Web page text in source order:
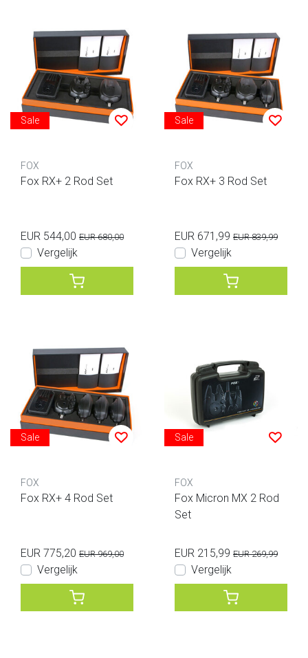
Sale
FOX
Fox RX+ 2 Rod Set
EUR 544,00 EUR 680,00
Vergelijk
Sale
FOX
Fox RX+ 3 Rod Set
EUR 671,99 EUR 839,99
Vergelijk
Sale
FOX
Fox RX+ 4 Rod Set
EUR 775,20 EUR 969,00
Vergelijk
Sale
FOX
Fox Micron MX 2 Rod
Set
EUR 215,99 EUR 269,99
Vergelijk